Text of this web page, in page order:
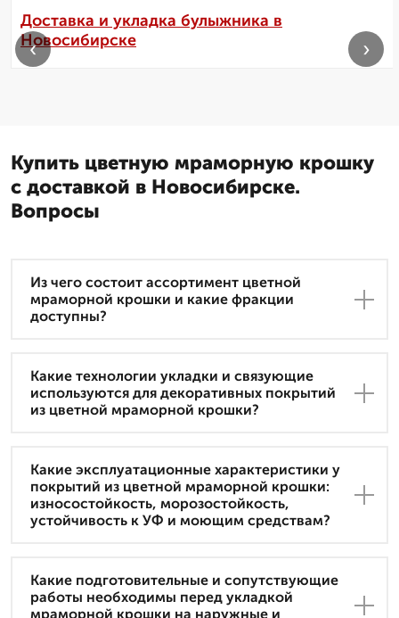
Доставка и укладка булыжника в
Новосибирске
‹ ›
Купить цветную мраморную крошку
с доставкой в Новосибирске.
Вопросы
Из чего состоит ассортимент цветной
мраморной крошки и какие фракции
доступны?
Какие технологии укладки и связующие
используются для декоративных покрытий
из цветной мраморной крошки?
Какие эксплуатационные характеристики у
покрытий из цветной мраморной крошки:
износостойкость, морозостойкость,
устойчивость к УФ и моющим средствам?
Какие подготовительные и сопутствующие
работы необходимы перед укладкой
мраморной крошки на наружные и